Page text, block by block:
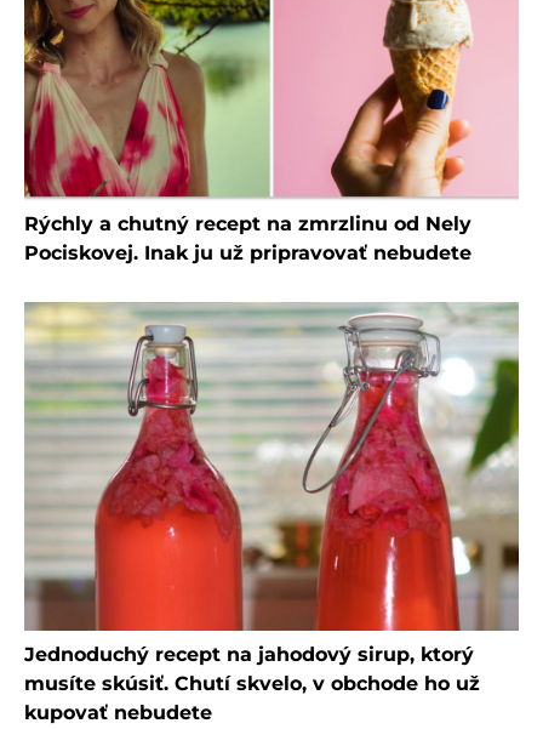
Rýchly a chutný recept na zmrzlinu od Nely
Pociskovej. Inak ju už pripravovať nebudete
Jednoduchý recept na jahodový sirup, ktorý
musíte skúsiť. Chutí skvelo, v obchode ho už
kupovať nebudete